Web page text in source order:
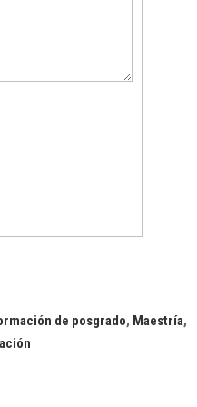
de posgrado, Maestría,